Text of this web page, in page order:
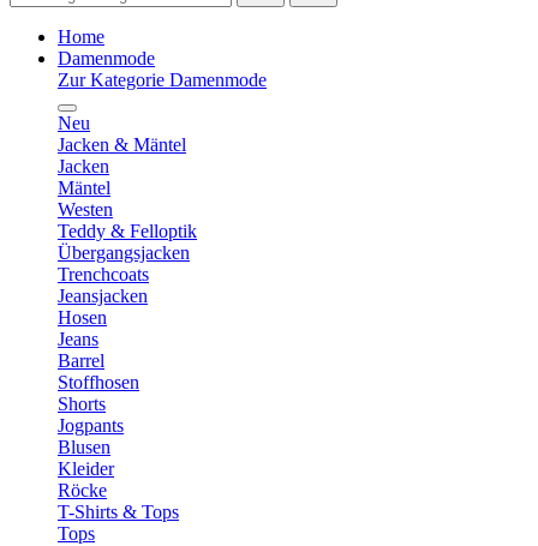
Home
Damenmode
Zur Kategorie Damenmode
Neu
Jacken & Mäntel
Jacken
Mäntel
Westen
Teddy & Felloptik
Übergangsjacken
Trenchcoats
Jeansjacken
Hosen
Jeans
Barrel
Stoffhosen
Shorts
Jogpants
Blusen
Kleider
Röcke
T-Shirts & Tops
Tops